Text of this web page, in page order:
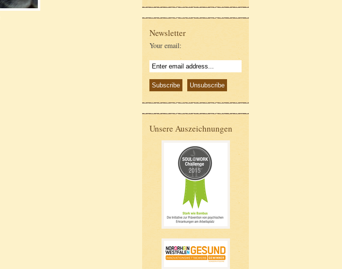
Newsletter
Your email:
Unsere Auszeichnungen